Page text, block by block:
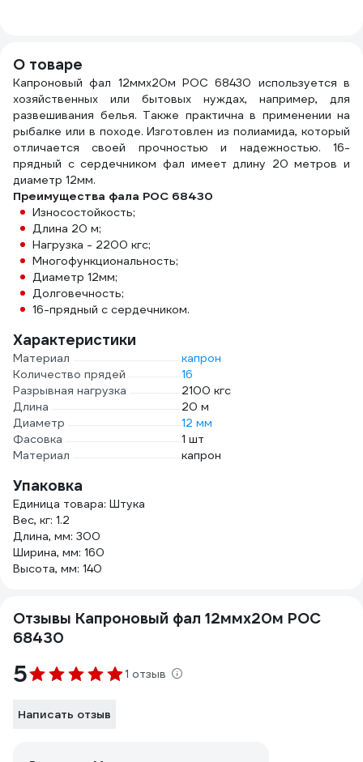
О товаре
Капроновый фал 12ммх20м РОС 68430 используется в
хозяйственных или бытовых нуждах, например, для
развешивания белья. Также практична в применении на
рыбалке или в походе. Изготовлен из полиамида, который
отличается своей прочностью и надежностью. 16-
прядный с сердечником фал имеет длину 20 метров и
диаметр 12мм.
Преимущества фала РОС 68430
Износостойкость;
Длина 20 м;
Нагрузка - 2200 кгс;
Многофункциональность;
Диаметр 12мм;
Долговечность;
16-прядный с сердечником.
Характеристики
Материал
капрон
Количество прядей
16
Разрывная нагрузка
2100 кгс
Длина
20 м
Диаметр
12 мм
Фасовка
1 шт
Материал
капрон
Упаковка
Единица товара: Штука
Вес, кг: 1.2
Длина, мм: 300
Ширина, мм: 160
Высота, мм: 140
Отзывы Капроновый фал 12ммх20м РОС
68430
5 1 отзыв
Написать отзыв